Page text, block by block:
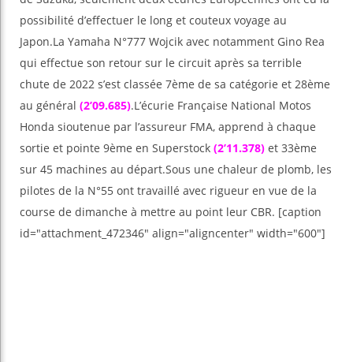
possibilité d’effectuer le long et couteux voyage au
Japon.La Yamaha N°777 Wojcik avec notamment Gino Rea
qui effectue son retour sur le circuit après sa terrible
chute de 2022 s’est classée 7ème de sa catégorie et 28ème
au général (2’09.685).L’écurie Française National Motos
Honda sioutenue par l’assureur FMA, apprend à chaque
sortie et pointe 9ème en Superstock (2’11.378) et 33ème
sur 45 machines au départ.Sous une chaleur de plomb, les
pilotes de la N°55 ont travaillé avec rigueur en vue de la
course de dimanche à mettre au point leur CBR. [caption
id="attachment_472346" align="aligncenter" width="600"]